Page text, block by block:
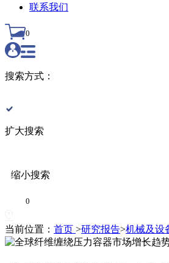
联系我们
0
搜索方式：
扩大搜索
缩小搜索
0
当前位置： 首页 >研究报告>机械及设